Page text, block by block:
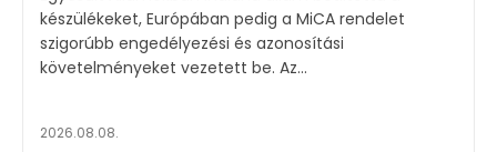
készülékeket, Európában pedig a MiCA rendelet
szigorúbb engedélyezési és azonosítási
követelményeket vezetett be. Az...
2026.08.08.